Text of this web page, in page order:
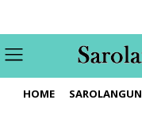
HOME SAROLANGUN